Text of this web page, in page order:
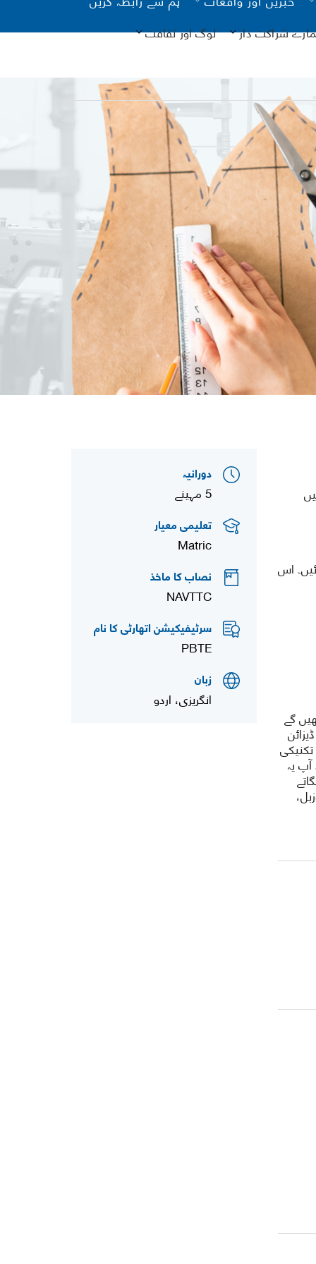
لائن
شراکت دار
یونیسیف
لوگ اور ثقافت
اس
گے
یہ
دورانیہ
5 مہینے
تعلیمی معیار
Matric
نصاب کا ماخذ
NAVTTC
سرٹیفیکیشن اتھارٹی کا نام
PBTE
زبان
انگریزی، اردو